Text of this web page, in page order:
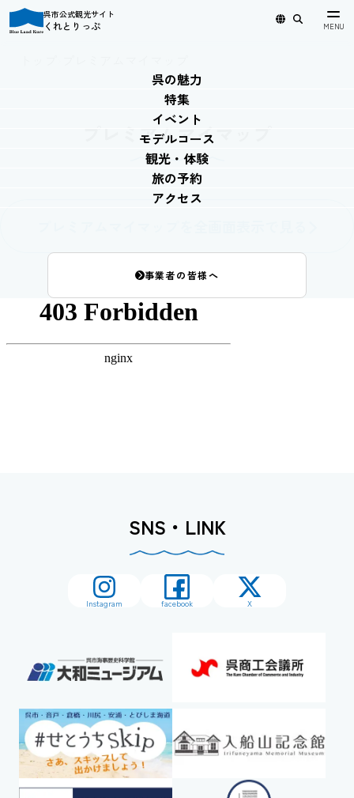
呉市公式観光サイト
くれとりっぷ
呉の魅力
特集
イベント
モデルコース
観光・体験
旅の予約
アクセス
事業者の皆様へ
プレミアムマイマップ
SNS・LINK
Instagram facebook X